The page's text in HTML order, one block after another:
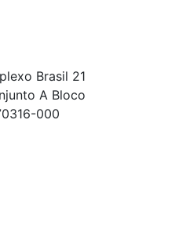
Brasil 21
A Bloco
000